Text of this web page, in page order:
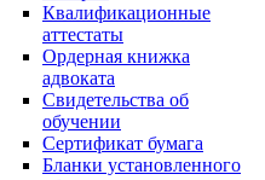
Квалификационные
аттестаты
Ордерная книжка
адвоката
Свидетельства об
обучении
Сертификат бумага
Бланки установленного